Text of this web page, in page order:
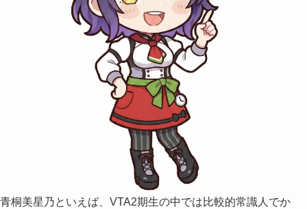
青桐美星乃といえば、VTA2期生の中では比較的常識人でか